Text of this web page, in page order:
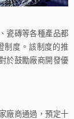
瓷磚等各種產品都
制度。該制度的推
於鼓勵廠商開發優
廠商通過，預定十